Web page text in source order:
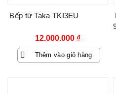
Bếp từ Taka TKI3EU
12.000.000 ₫
Thêm vào giỏ hàng